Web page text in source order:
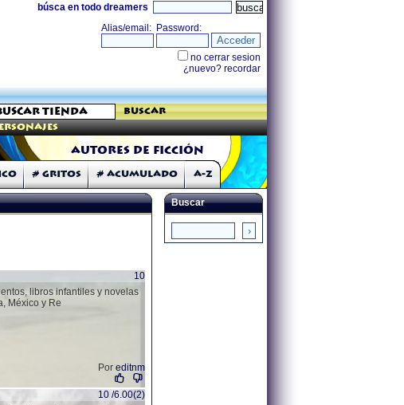
búsca en todo dreamers
buscar
Autores de Ficción
# Gritos # Acumulado A-Z
10
libros infantiles y novelas
México y Re
Por editnm
10 /6.00(2)
Buscar